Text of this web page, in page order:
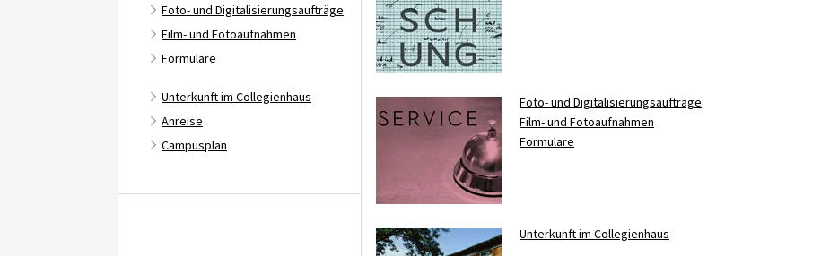
Foto- und Digitalisierungsaufträge
Film- und Fotoaufnahmen
Formulare
Unterkunft im Collegienhaus
Anreise
Campusplan
Foto- und Digitalisierungsaufträge
Film- und Fotoaufnahmen
Formulare
Unterkunft im Collegienhaus